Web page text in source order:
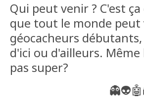
Qui peut venir ? C'est
que tout le monde peut
géocacheurs
d'ici ou d'ailleurs.
pas super?